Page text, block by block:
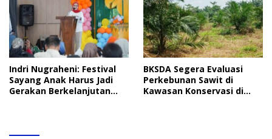
Indri Nugraheni: Festival
Sayang Anak Harus Jadi
Gerakan Berkelanjutan
BKSDA Segera Evaluasi
Perkebunan Sawit di
Kawasan Konservasi di